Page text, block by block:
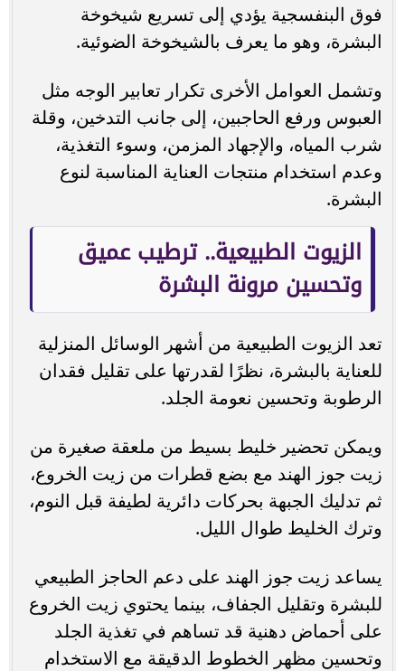
فوق البنفسجية يؤدي إلى تسريع شيخوخة
البشرة، وهو ما يعرف بالشيخوخة الضوئية.
وتشمل العوامل الأخرى تكرار تعابير الوجه مثل
العبوس ورفع الحاجبين، إلى جانب التدخين، وقلة
شرب المياه، والإجهاد المزمن، وسوء التغذية،
وعدم استخدام منتجات العناية المناسبة لنوع
البشرة.
الزيوت الطبيعية.. ترطيب عميق
وتحسين مرونة البشرة
تعد الزيوت الطبيعية من أشهر الوسائل المنزلية
للعناية بالبشرة، نظرًا لقدرتها على تقليل فقدان
الرطوبة وتحسين نعومة الجلد.
ويمكن تحضير خليط بسيط من ملعقة صغيرة من
زيت جوز الهند مع بضع قطرات من زيت الخروع،
ثم تدليك الجبهة بحركات دائرية لطيفة قبل النوم،
وترك الخليط طوال الليل.
يساعد زيت جوز الهند على دعم الحاجز الطبيعي
للبشرة وتقليل الجفاف، بينما يحتوي زيت الخروع
على أحماض دهنية قد تساهم في تغذية الجلد
وتحسين مظهر الخطوط الدقيقة مع الاستخدام